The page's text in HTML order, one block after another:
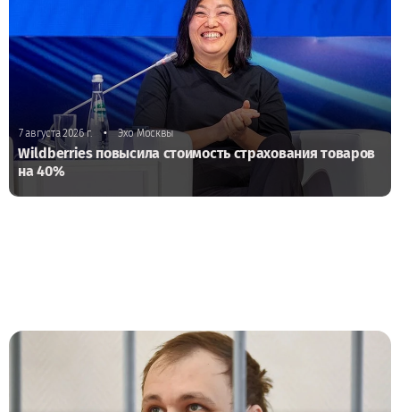
7 августа 2026 г. • Эхо Москвы
Wildberries повысила стоимость страхования товаров
на 40%